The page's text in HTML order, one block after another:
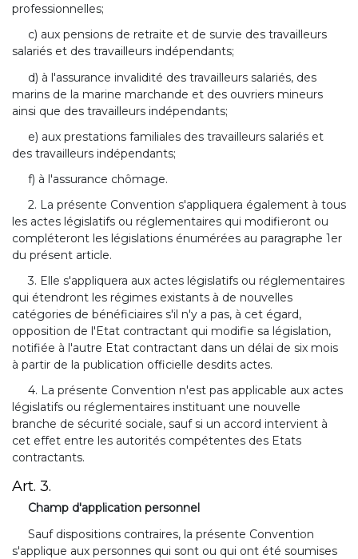
professionnelles;
c) aux pensions de retraite et de survie des travailleurs
salariés et des travailleurs indépendants;
d) à l'assurance invalidité des travailleurs salariés, des
marins de la marine marchande et des ouvriers mineurs
ainsi que des travailleurs indépendants;
e) aux prestations familiales des travailleurs salariés et
des travailleurs indépendants;
f) à l'assurance chômage.
2. La présente Convention s'appliquera également à tous
les actes législatifs ou réglementaires qui modifieront ou
compléteront les législations énumérées au paragraphe 1er
du présent article.
3. Elle s'appliquera aux actes législatifs ou réglementaires
qui étendront les régimes existants à de nouvelles
catégories de bénéficiaires s'il n'y a pas, à cet égard,
opposition de l'Etat contractant qui modifie sa législation,
notifiée à l'autre Etat contractant dans un délai de six mois
à partir de la publication officielle desdits actes.
4. La présente Convention n'est pas applicable aux actes
législatifs ou réglementaires instituant une nouvelle
branche de sécurité sociale, sauf si un accord intervient à
cet effet entre les autorités compétentes des Etats
contractants.
Art. 3.
Champ d'application personnel
Sauf dispositions contraires, la présente Convention
s'applique aux personnes qui sont ou qui ont été soumises